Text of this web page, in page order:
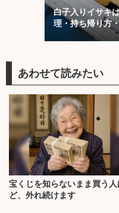
白子入りイサキ
理・持ち帰り方
レポート
宝くじを知らないまま買う人
ど、外れ続けます